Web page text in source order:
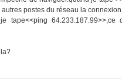
postes du réseau la
tape<<ping